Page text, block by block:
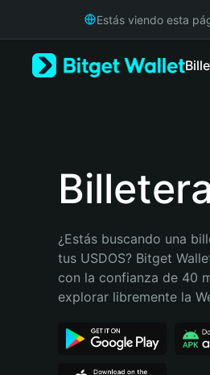
Русский
Bahasa Indonesia
Português (Brasil)
Estás viendo esta
¿Estás buscando una
tus USDOS? Bitget
con la confianza de 40
explorar libremente la